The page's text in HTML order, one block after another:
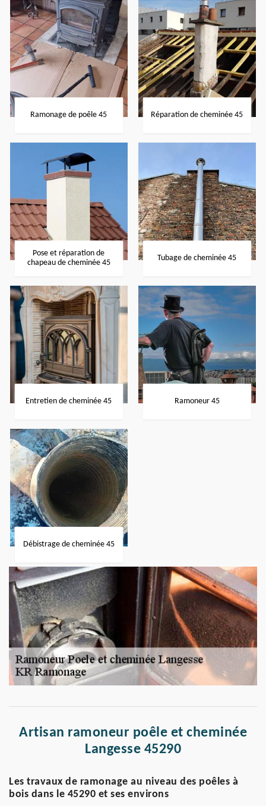
Ramonage de poêle 45 Réparation de cheminée 45
Pose et réparation de
chapeau de cheminée 45
Tubage de cheminée 45
Entretien de cheminée 45 Ramoneur 45
Débistrage de cheminée 45
Artisan ramoneur poêle et cheminée
Langesse 45290
Les travaux de ramonage au niveau des poêles à
bois dans le 45290 et ses environs